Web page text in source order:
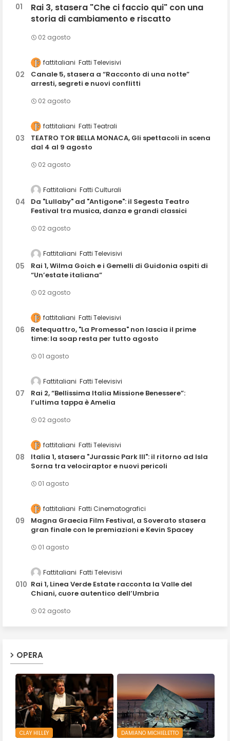
Rai 3, stasera "Che ci faccio qui" con una
storia di cambiamento e riscatto
02 agosto
fattitaliani Fatti Televisivi
Canale 5, stasera a “Racconto di una notte”
arresti, segreti e nuovi conflitti
02 agosto
fattitaliani Fatti Teatrali
TEATRO TOR BELLA MONACA, Gli spettacoli in scena
dal 4 al 9 agosto
02 agosto
Fattitaliani Fatti Culturali
Da "Lullaby" ad "Antigone": il Segesta Teatro
Festival tra musica, danza e grandi classici
02 agosto
Fattitaliani Fatti Televisivi
Rai 1, Wilma Goich e i Gemelli di Guidonia ospiti di
“Un’estate italiana”
02 agosto
fattitaliani Fatti Televisivi
Retequattro, "La Promessa" non lascia il prime
time: la soap resta per tutto agosto
01 agosto
Fattitaliani Fatti Televisivi
Rai 2, “Bellissima Italia Missione Benessere”:
l’ultima tappa è Amelia
02 agosto
fattitaliani Fatti Televisivi
Italia 1, stasera "Jurassic Park III": il ritorno ad Isla
Sorna tra velociraptor e nuovi pericoli
01 agosto
fattitaliani Fatti Cinematografici
Magna Graecia Film Festival, a Soverato stasera
gran finale con le premiazioni e Kevin Spacey
01 agosto
Fattitaliani Fatti Televisivi
Rai 1, Linea Verde Estate racconta la Valle del
Chiani, cuore autentico dell’Umbria
02 agosto
OPERA
CLAY HILLEY DAMIANO MICHIELETTO